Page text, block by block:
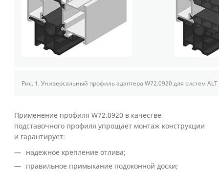
Рис. 1.Универсальный профиль адаптера W72.0920 для систем ALT
Применение профиля W72.0920 в качестве
подставочного профиля упрощает монтаж конструкции
и гарантирует:
надежное крепление отлива;
правильное примыкание подоконной доски;